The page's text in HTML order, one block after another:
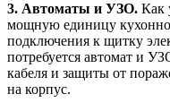
3. Автоматы и УЗО. Как
мощную единицу
подключения к щитку
потребуется автомат и
кабеля и защиты от
на корпус.